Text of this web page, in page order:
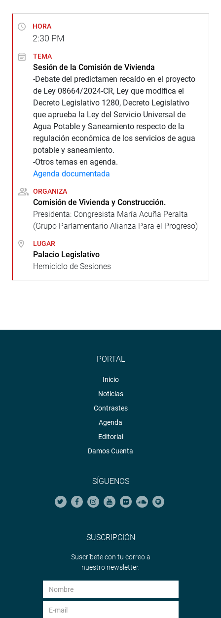
HORA
2:30 PM
TEMA
Sesión de la Comisión de Vivienda
-Debate del predictamen recaído en el proyecto
de Ley 08664/2024-CR, Ley que modifica el
Decreto Legislativo 1280, Decreto Legislativo
que aprueba la Ley del Servicio Universal de
Agua Potable y Saneamiento respecto de la
regulación económica de los servicios de agua
potable y saneamiento.
-Otros temas en agenda.
Agenda documentada
ORGANIZA
Comisión de Vivienda y Construcción.
Presidenta: Congresista María Acuña Peralta
(Grupo Parlamentario Alianza Para el Progreso)
LUGAR
Palacio Legislativo
Hemiciclo de Sesiones
PORTAL
Inicio
Noticias
Contrastes
Agenda
Editorial
Damos Cuenta
SÍGUENOS
SUSCRIPCIÓN
Suscríbete con tu correo a
nuestro newsletter.